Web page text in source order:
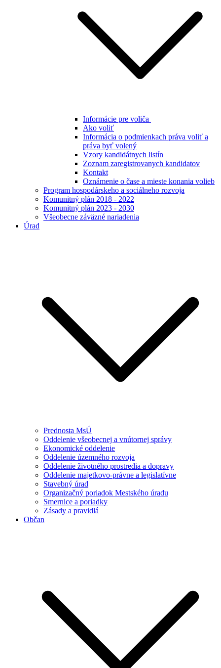
Informácie pre voliča
Ako voliť
Informácia o podmienkach práva voliť a
práva byť volený
Vzory kandidátnych listín
Zoznam zaregistrovanych kandidatov
Kontakt
Oznámenie o čase a mieste konania volieb
Program hospodárskeho a sociálneho rozvoja
Komunitný plán 2018 - 2022
Komunitný plán 2023 - 2030
Všeobecne záväzné nariadenia
Úrad
Prednosta MsÚ
Oddelenie všeobecnej a vnútornej správy
Ekonomické oddelenie
Oddelenie územného rozvoja
Oddelenie životného prostredia a dopravy
Oddelenie majetkovo-právne a legislatívne
Stavebný úrad
Organizačný poriadok Mestského úradu
Smernice a poriadky
Zásady a pravidlá
Občan